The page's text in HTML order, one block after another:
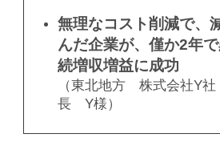
無理なコスト削減で、
んだ企業が、僅か2年
続増収増益に成功
（東北地方 株式会社Y
長 Y様）